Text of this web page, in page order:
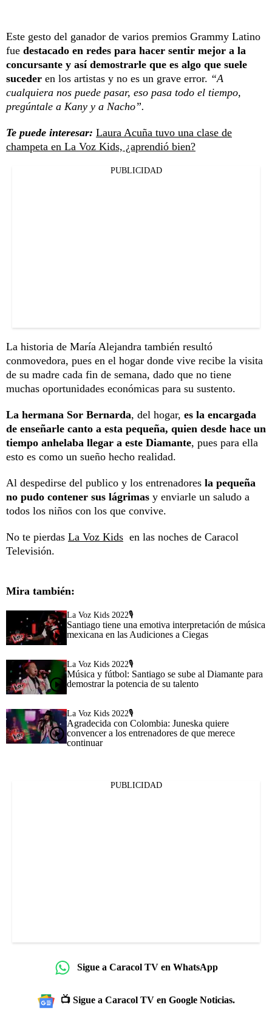
Este gesto del ganador de varios premios Grammy Latino
fue destacado en redes para hacer sentir mejor a la
concursante y así demostrarle que es algo que suele
suceder en los artistas y no es un grave error. “A
cualquiera nos puede pasar, eso pasa todo el tiempo,
pregúntale a Kany y a Nacho”.
Te puede interesar: Laura Acuña tuvo una clase de
champeta en La Voz Kids, ¿aprendió bien?
PUBLICIDAD
La historia de María Alejandra también resultó
conmovedora, pues en el hogar donde vive recibe la visita
de su madre cada fin de semana, dado que no tiene
muchas oportunidades económicas para su sustento.
La hermana Sor Bernarda, del hogar, es la encargada
de enseñarle canto a esta pequeña, quien desde hace un
tiempo anhelaba llegar a este Diamante, pues para ella
esto es como un sueño hecho realidad.
Al despedirse del publico y los entrenadores la pequeña
no pudo contener sus lágrimas y enviarle un saludo a
todos los niños con los que convive.
No te pierdas La Voz Kids en las noches de Caracol
Televisión.
Mira también:
La Voz Kids 2022🎙️
Santiago tiene una emotiva interpretación de música
mexicana en las Audiciones a Ciegas
La Voz Kids 2022🎙️
Música y fútbol: Santiago se sube al Diamante para
demostrar la potencia de su talento
La Voz Kids 2022🎙️
Agradecida con Colombia: Juneska quiere
convencer a los entrenadores de que merece
continuar
PUBLICIDAD
Sigue a Caracol TV en WhatsApp
📺 Sigue a Caracol TV en Google Noticias.